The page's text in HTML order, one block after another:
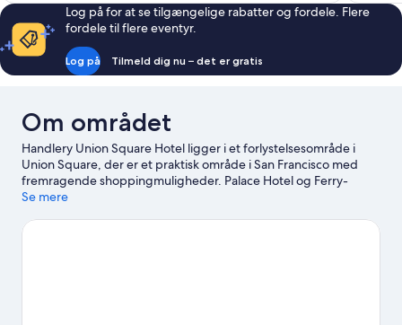
Log på for at se tilgængelige rabatter og fordele. Flere
fordele til flere eventyr.
Log på Tilmeld dig nu – det er gratis
Om området
Handlery Union Square Hotel ligger i et forlystelsesområde i
Union Square, der er et praktisk område i San Francisco med
fremragende shoppingmuligheder. Palace Hotel og Ferry-
bygningen er et par betydningsfulde seværdigheder, mens
Bay og Presidio of San Francisco. Deltag i et event eller en
Se mere